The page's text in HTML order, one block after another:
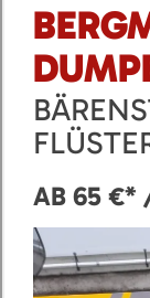
AB 65 €*